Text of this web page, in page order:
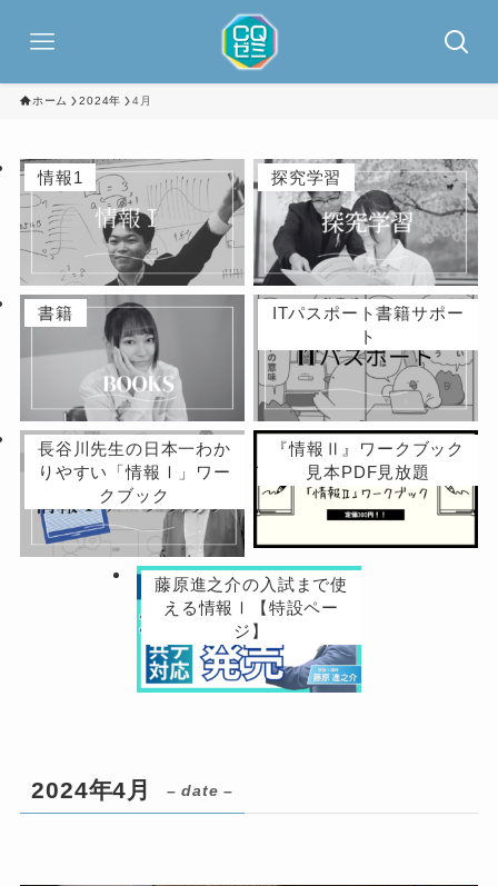
ホーム 2024年 4月
情報1 探究学習
書籍
ITパスポート書籍サポー
ト
長谷川先生の日本一わか
りやすい「情報Ⅰ」ワー
クブック
『情報Ⅱ』ワークブック
見本PDF見放題
藤原進之介の入試まで使
える情報Ⅰ【特設ペー
ジ】
2024年4月 – date –